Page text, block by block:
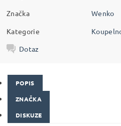
Značka
Wenko
Kategorie
Dotaz
POPIS
ZNAČKA
DISKUZE